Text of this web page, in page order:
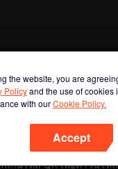
the website, you are
Policyand the use of cookies
with ourCookie Policy.
Accept
แกนรหัส QR เพื่อดาวน์โห